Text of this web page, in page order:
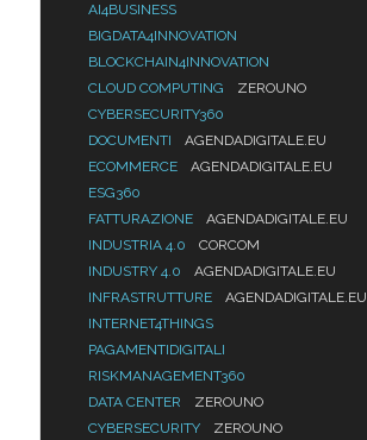
AI4BUSINESS
BIGDATA4INNOVATION
BLOCKCHAIN4INNOVATION
CLOUD COMPUTING
ZEROUNO
CYBERSECURITY360
DOCUMENTI
AGENDADIGITALE.EU
ECOMMERCE
AGENDADIGITALE.EU
ESG360
FATTURAZIONE
AGENDADIGITALE.EU
INDUSTRIA 4.0
CORCOM
INDUSTRY 4.0
AGENDADIGITALE.EU
INFRASTRUTTURE
AGENDADIGITALE.EU
INTERNET4THINGS
PAGAMENTIDIGITALI
RISKMANAGEMENT360
DATA CENTER
ZEROUNO
CYBERSECURITY
ZEROUNO